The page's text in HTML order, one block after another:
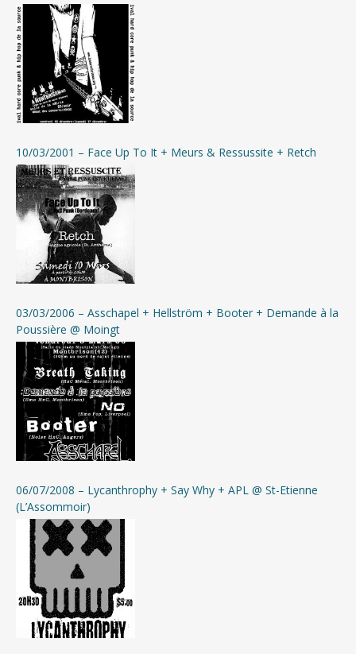
10/03/2001 – Face Up To It + Meurs & Ressussite + Retch
03/03/2006 – Asschapel + Hellström + Booter + Demande à la
Poussière @ Moingt
06/07/2008 – Lycanthrophy + Say Why + APL @ St-Etienne
(L’Assommoir)